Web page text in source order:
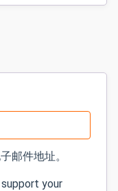
邮件地址。
your